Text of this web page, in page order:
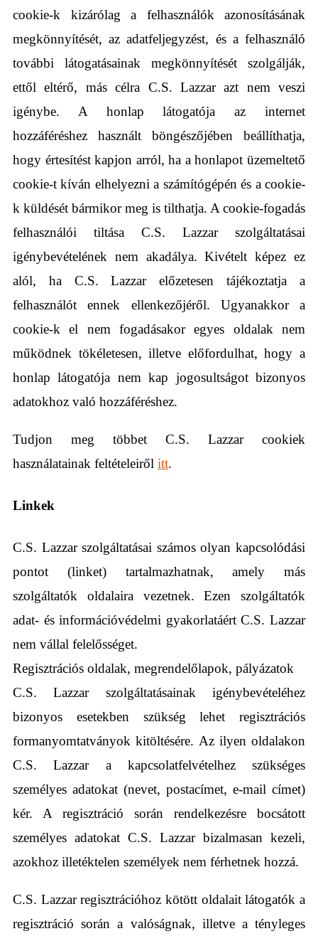
cookie-k kizárólag a felhasználók azonosításának
megkönnyítését, az adatfeljegyzést, és a felhasználó
további látogatásainak megkönnyítését szolgálják,
ettől eltérő, más célra C.S. Lazzar azt nem veszi
igénybe. A honlap látogatója az internet
hozzáféréshez használt böngészőjében beállíthatja,
hogy értesítést kapjon arról, ha a honlapot üzemeltető
cookie-t kíván elhelyezni a számítógépén és a cookie-
k küldését bármikor meg is tilthatja. A cookie-fogadás
felhasználói tiltása C.S. Lazzar szolgáltatásai
igénybevételének nem akadálya. Kivételt képez ez
alól, ha C.S. Lazzar előzetesen tájékoztatja a
felhasználót ennek ellenkezőjéről. Ugyanakkor a
cookie-k el nem fogadásakor egyes oldalak nem
működnek tökéletesen, illetve előfordulhat, hogy a
honlap látogatója nem kap jogosultságot bizonyos
adatokhoz való hozzáféréshez.
Tudjon meg többet C.S. Lazzar cookiek
használatainak feltételeiről itt.
Linkek
C.S. Lazzar szolgáltatásai számos olyan kapcsolódási
pontot (linket) tartalmazhatnak, amely más
szolgáltatók oldalaira vezetnek. Ezen szolgáltatók
adat- és információvédelmi gyakorlatáért C.S. Lazzar
nem vállal felelősséget.
Regisztrációs oldalak, megrendelőlapok, pályázatok
C.S. Lazzar szolgáltatásainak igénybevételéhez
bizonyos esetekben szükség lehet regisztrációs
formanyomtatványok kitöltésére. Az ilyen oldalakon
C.S. Lazzar a kapcsolatfelvételhez szükséges
személyes adatokat (nevet, postacímet, e-mail címet)
kér. A regisztráció során rendelkezésre bocsátott
személyes adatokat C.S. Lazzar bizalmasan kezeli,
azokhoz illetéktelen személyek nem férhetnek hozzá.
C.S. Lazzar regisztrációhoz kötött oldalait látogatók a
regisztráció során a valóságnak, illetve a tényleges